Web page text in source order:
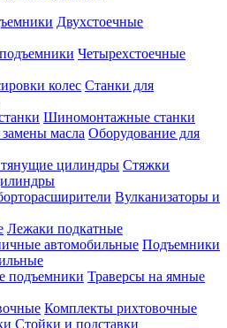
Двухстоечные
Четырехстоечные
Станки для
Шиномонтажные станки
Оборудование для
Стяжки
Вулканизаторы и
Лежаки подкатные
Подъемники
Траверсы на ямные
Комплекты рихтовочные
Стойки и подставки